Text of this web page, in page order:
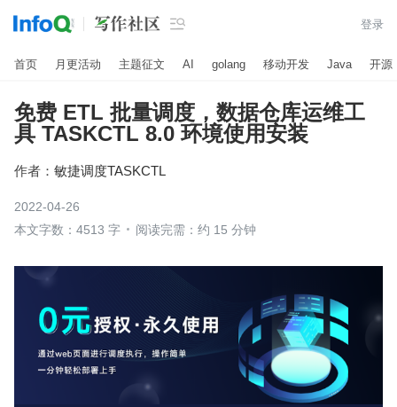
 登录
首页 月更活动 主题征文 AI golang 移动开发 Java 开源
免费 ETL 批量调度，数据仓库运维工
具 TASKCTL 8.0 环境使用安装
作者： 敏捷调度TASKCTL
2022-04-26
本文字数：4513 字
阅读完需：约 15 分钟